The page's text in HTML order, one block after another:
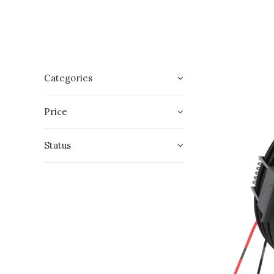
Categories
Price
Status